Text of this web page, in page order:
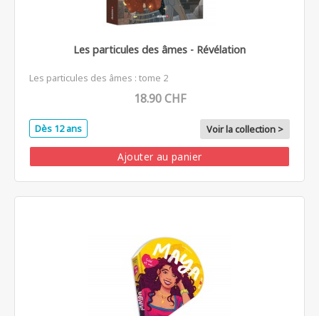
Les particules des âmes - Révélation
Les particules des âmes : tome 2
18.90 CHF
Dès 12 ans Voir la collection >
Ajouter au panier